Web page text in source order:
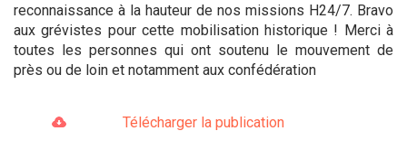
reconnaissance à la hauteur de nos missions H24/7. Bravo
aux grévistes pour cette mobilisation historique ! Merci à
toutes les personnes qui ont soutenu le mouvement de
près ou de loin et notamment aux confédération
Télécharger la publication